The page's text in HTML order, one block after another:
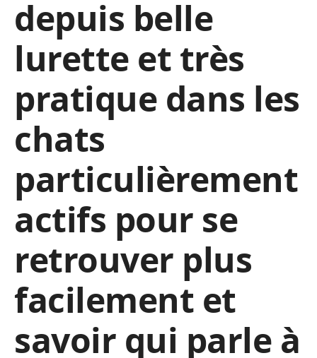
depuis belle
lurette et très
pratique dans les
chats
particulièrement
actifs pour se
retrouver plus
facilement et
savoir qui parle à